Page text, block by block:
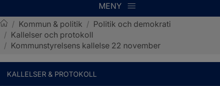
MENY
Sotenäs kommun
/ Kommun & politik / Politik och demokrati
/ Kallelser och protokoll
/ Kommunstyrelsens kallelse 22 november
KALLELSER & PROTOKOLL